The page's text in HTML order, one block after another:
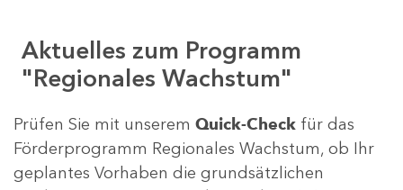
Aktuelles zum Programm
"Regionales Wachstum"
Prüfen Sie mit unserem Quick-Check für das
Förderprogramm Regionales Wachstum, ob Ihr
geplantes Vorhaben die grundsätzlichen